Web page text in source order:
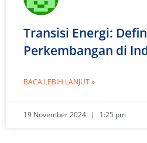
Transisi Energi:
Perkembangan di
BACA LEBIH LANJUT »
19 November 2024 1:25 pm